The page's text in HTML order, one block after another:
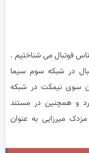
فوتبال می شناختیم .
در شبکه سوم سیما
سوی نیمکت در شبکه
و همچنین در مستند
میرزایی به عنوان